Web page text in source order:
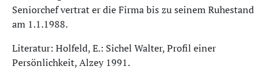
Seniorchef vertrat er die Firma bis zu seinem Ruhestand
am 1.1.1988.
Literatur: Holfeld, E.: Sichel Walter, Profil einer
Persönlichkeit, Alzey 1991.